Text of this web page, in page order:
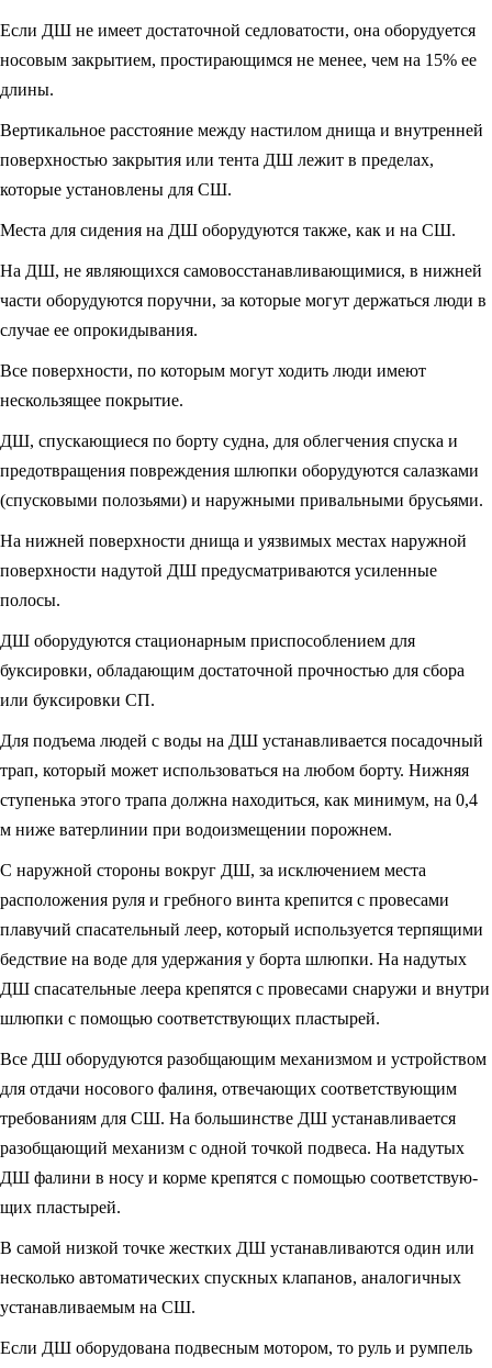
Если ДШ не имеет достаточной седловатости, она оборудуется
носовым закрытием, простирающимся не менее, чем на 15% ее
длины.
Вертикальное расстояние между настилом днища и внутренней
поверхно­стью закрытия или тента ДШ лежит в пределах,
которые установлены для СШ.
Места для сидения на ДШ оборудуются также, как и на СШ.
На ДШ, не являющихся самовосстанавливающимися, в нижней
части обо­рудуются поручни, за которые могут держаться люди в
случае ее опрокидывания.
Все поверхности, по которым могут ходить люди имеют
нескользящее по­крытие.
ДШ, спускающиеся по борту судна, для облегчения спуска и
предотвраще­ния повреждения шлюпки оборудуются салазками
(спусковыми полозьями) и на­ружными привальными брусьями.
На нижней поверхности днища и уязвимых местах наружной
поверхности надутой ДШ предусматриваются усиленные
полосы.
ДШ оборудуются стационарным приспособлением для
буксировки, обла­дающим достаточной прочностью для сбора
или буксировки СП.
Для подъема людей с воды на ДШ устанавливается посадочный
трап, ко­торый может использоваться на любом борту. Нижняя
ступенька этого трапа должна находиться, как минимум, на 0,4
м ниже ватерлинии при водоизмещении порожнем.
С наружной стороны вокруг ДШ, за исключением места
расположения ру­ля и гребного винта крепится с провесами
плавучий спасательный леер, который используется терпящими
бедствие на воде для удержания у борта шлюпки. На надутых
ДШ спасательные леера крепятся с провесами снаружи и внутри
шлюпки с помощью соответствующих пластырей.
Все ДШ оборудуются разобщающим механизмом и устройством
для отда­чи носового фалиня, отвечающих соответствующим
требованиям для СШ. На большинстве ДШ устанавливается
разобщающий механизм с одной точкой под­веса. На надутых
ДШ фалини в носу и корме крепятся с помощью соответствую­
щих пластырей.
В самой низкой точке жестких ДШ устанавливаются один или
несколько автоматических спускных клапанов, аналогичных
устанавливаемым на СШ.
Если ДШ оборудована подвесным мотором, то руль и румпель